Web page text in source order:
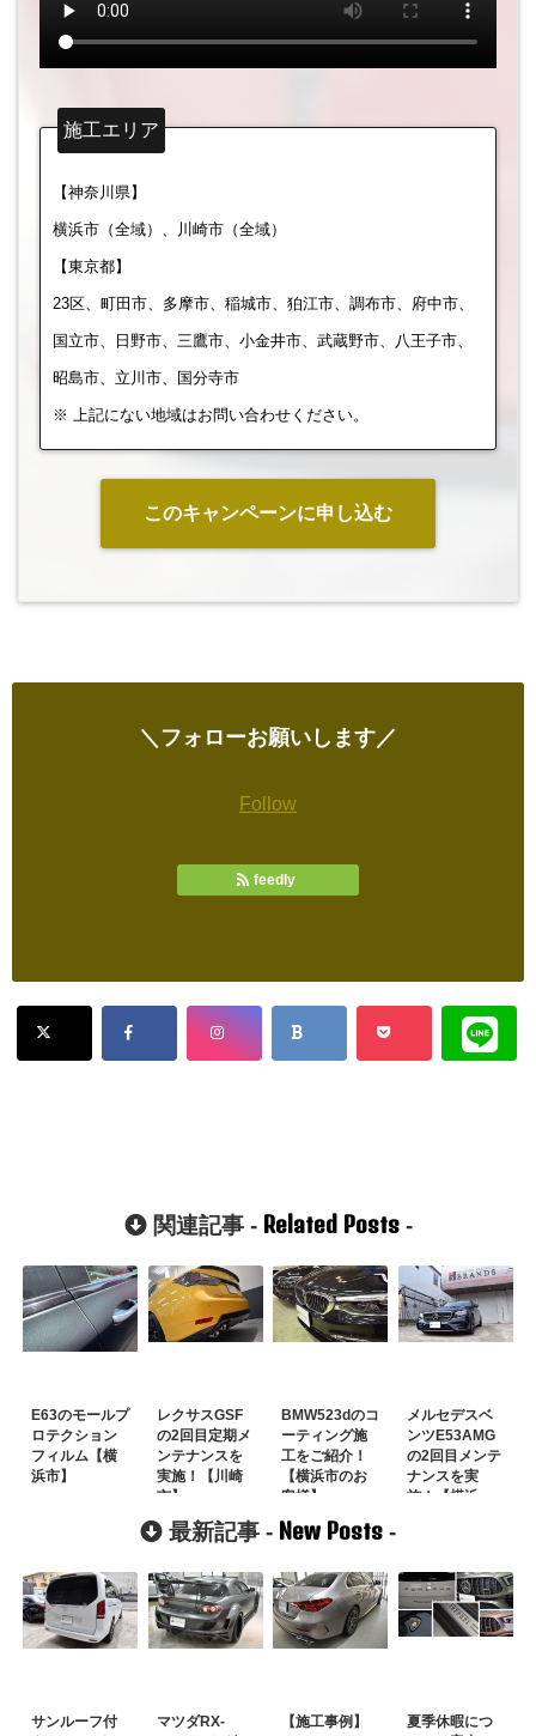
施工エリア
【神奈川県】
横浜市（全域）、川崎市（全域）
【東京都】
23区、町田市、多摩市、稲城市、狛江市、調布市、府中市、
国立市、日野市、三鷹市、小金井市、武蔵野市、八王子市、
昭島市、立川市、国分寺市
※ 上記にない地域はお問い合わせください。
このキャンペーンに申し込む
＼フォローお願いします／
Follow
feedly
関連記事 - Related Posts-
E63のモールプ
ロテクション
フィルム【横
浜市】
レクサスGSF
の2回目定期メ
ンテナンスを
実施！【川崎
市】
BMW523dのコ
ーティング施
工をご紹介！
【横浜市のお
客様】
メルセデスベ
ンツE53AMG
の2回目メンテ
ナンスを実
施！【横浜
最新記事 - New Posts -
サンルーフ付
マツダRX-
【施工事例】
夏季休暇につ